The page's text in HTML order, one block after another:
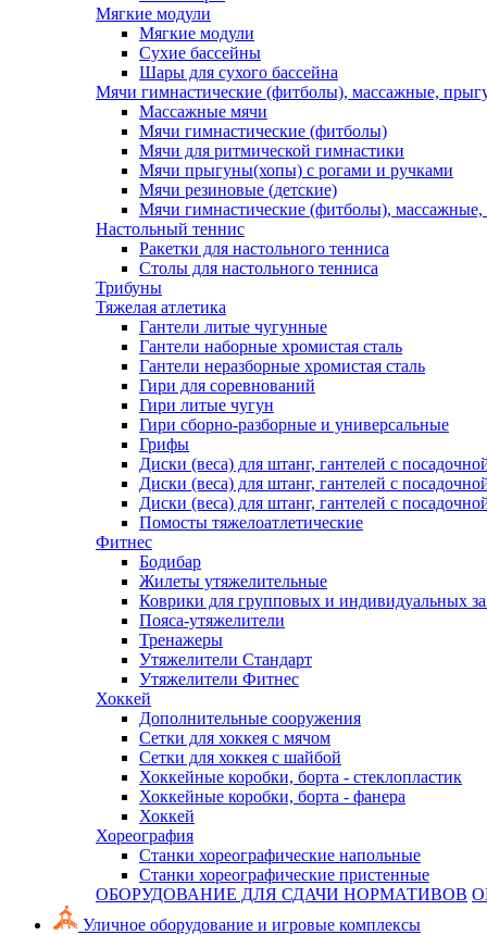
Мягкие модули
Мягкие модули
Сухие бассейны
Шары для сухого бассейна
Мячи гимнастические (фитболы), массажные,
Массажные мячи
Мячи гимнастические (фитболы)
Мячи для ритмической гимнастики
Мячи прыгуны(хопы) с рогами и ручками
Мячи резиновые (детские)
Мячи гимнастические (фитболы),
Настольный теннис
Ракетки для настольного тенниса
Столы для настольного тенниса
Трибуны
Тяжелая атлетика
Гантели литые чугунные
Гантели наборные хромистая сталь
Гантели неразборные хромистая сталь
Гири для соревнований
Гири литые чугун
Гири сборно-разборные и универсальные
Грифы
Диски (веса) для штанг, гантелей с
Диски (веса) для штанг, гантелей с
Диски (веса) для штанг, гантелей с
Помосты тяжелоатлетические
Фитнес
Бодибар
Жилеты утяжелительные
Коврики для групповых и индивидуальных
Пояса-утяжелители
Тренажеры
Утяжелители Стандарт
Утяжелители Фитнес
Хоккей
Дополнительные сооружения
Сетки для хоккея с мячом
Сетки для хоккея с шайбой
Хоккейные коробки, борта - стеклопластик
Хоккейные коробки, борта - фанера
Хоккей
Хореография
Станки хореографические напольные
Станки хореографические пристенные
ОБОРУДОВАНИЕ ДЛЯ СДАЧИ НОРМАТИВОВ
Уличное оборудование и игровые комплексы